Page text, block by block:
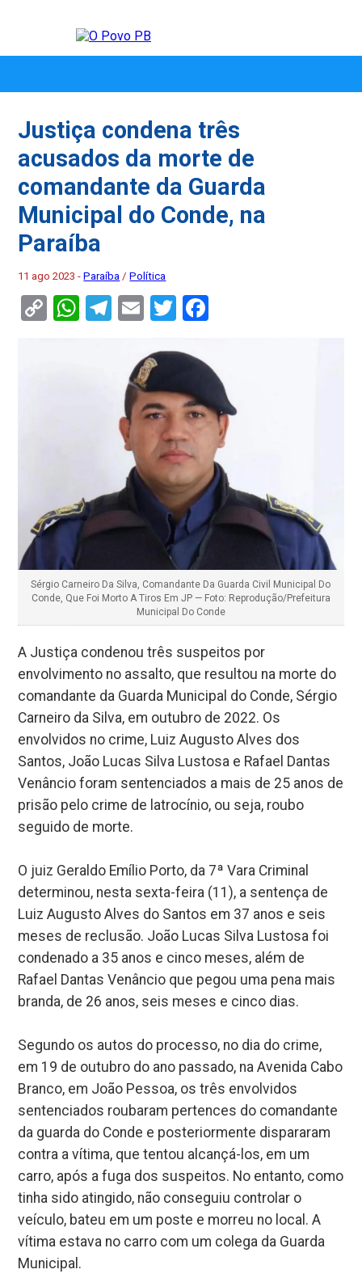
Justiça condena três
acusados da morte de
comandante da Guarda
Municipal do Conde, na
Paraíba
11 ago 2023 -Paraíba /Política
CopyWhatsApp
Telegram
EmailTwitter
Sérgio Carneiro Da Silva, Comandante Da Guarda Civil Municipal Do
Conde, Que Foi Morto A Tiros Em JP — Foto: Reprodução/Prefeitura
Municipal Do Conde
A Justiça condenou três suspeitos por
envolvimento no assalto, que resultou na morte do
comandante da Guarda Municipal do Conde, Sérgio
Carneiro da Silva, em outubro de 2022. Os
envolvidos no crime, Luiz Augusto Alves dos
Santos, João Lucas Silva Lustosa e Rafael Dantas
Venâncio foram sentenciados a mais de 25 anos de
prisão pelo crime de latrocínio, ou seja, roubo
seguido de morte.
O juiz Geraldo Emílio Porto, da 7ª Vara Criminal
determinou, nesta sexta-feira (11), a sentença de
Luiz Augusto Alves do Santos em 37 anos e seis
meses de reclusão. João Lucas Silva Lustosa foi
condenado a 35 anos e cinco meses, além de
Rafael Dantas Venâncio que pegou uma pena mais
branda, de 26 anos, seis meses e cinco dias.
Segundo os autos do processo, no dia do crime,
em 19 de outubro do ano passado, na Avenida Cabo
Branco, em João Pessoa, os três envolvidos
sentenciados roubaram pertences do comandante
da guarda do Conde e posteriormente dispararam
contra a vítima, que tentou alcançá-los, em um
carro, após a fuga dos suspeitos. No entanto, como
tinha sido atingido, não conseguiu controlar o
veículo, bateu em um poste e morreu no local. A
vítima estava no carro com um colega da Guarda
Municipal.